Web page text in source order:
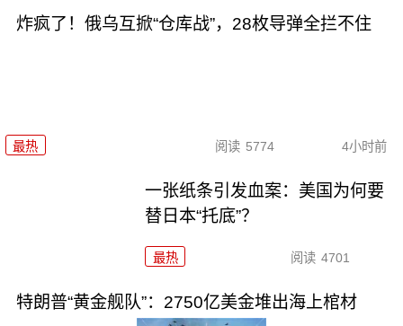
炸疯了！俄乌互掀“仓库战”，28枚导弹全拦不住
最热 阅读 5774 4小时前
一张纸条引发血案：美国为何要
替日本“托底”？
最热 阅读 4701
特朗普“黄金舰队”：2750亿美金堆出海上棺材